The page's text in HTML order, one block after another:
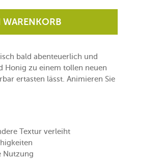
WARENKORB
bald abenteuerlich und
Honig zu einem tollen neuen
ertasten lässt. Animieren Sie
Textur verleiht
Nutzung